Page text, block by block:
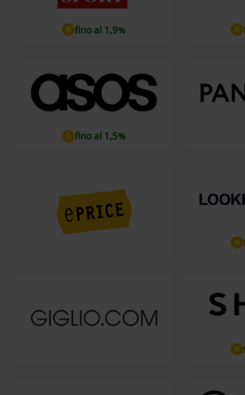
fino al 1,9%
fino al 1,5%